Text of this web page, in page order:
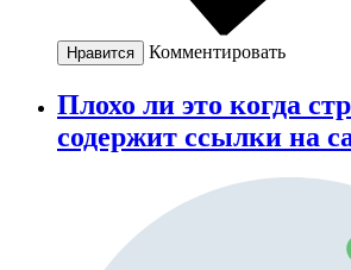
Нравится Комментировать
Плохо ли это когда
содержит ссылки на